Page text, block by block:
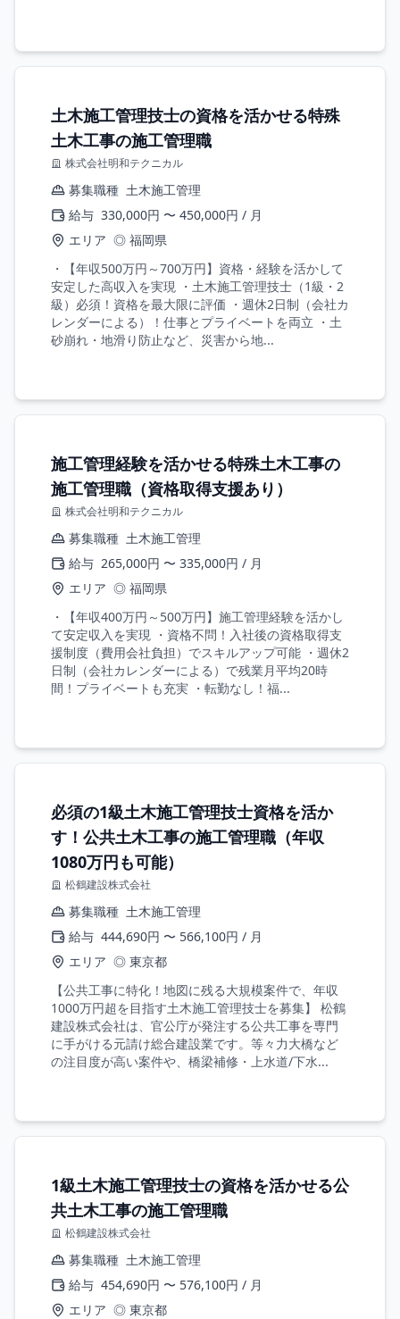
土木施工管理技士の資格を活かせる特殊
土木工事の施工管理職
株式会社明和テクニカル
募集職種 土木施工管理
給与 330,000円 〜 450,000円 / 月
エリア ◎ 福岡県
・【年収500万円～700万円】資格・経験を活かして
安定した高収入を実現 ・土木施工管理技士（1級・2
級）必須！資格を最大限に評価 ・週休2日制（会社カ
レンダーによる）！仕事とプライベートを両立 ・土
砂崩れ・地滑り防止など、災害から地...
施工管理経験を活かせる特殊土木工事の
施工管理職（資格取得支援あり）
株式会社明和テクニカル
募集職種 土木施工管理
給与 265,000円 〜 335,000円 / 月
エリア ◎ 福岡県
・【年収400万円～500万円】施工管理経験を活かし
て安定収入を実現 ・資格不問！入社後の資格取得支
援制度（費用会社負担）でスキルアップ可能 ・週休2
日制（会社カレンダーによる）で残業月平均20時
間！プライベートも充実 ・転勤なし！福...
必須の1級土木施工管理技士資格を活か
す！公共土木工事の施工管理職（年収
1080万円も可能）
松鶴建設株式会社
募集職種 土木施工管理
給与 444,690円 〜 566,100円 / 月
エリア ◎ 東京都
【公共工事に特化！地図に残る大規模案件で、年収
1000万円超を目指す土木施工管理技士を募集】 松鶴
建設株式会社は、官公庁が発注する公共工事を専門
に手がける元請け総合建設業です。等々力大橋など
の注目度が高い案件や、橋梁補修・上水道/下水...
1級土木施工管理技士の資格を活かせる公
共土木工事の施工管理職
松鶴建設株式会社
募集職種 土木施工管理
給与 454,690円 〜 576,100円 / 月
エリア ◎ 東京都